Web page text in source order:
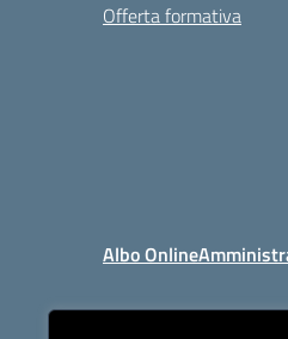
Offerta formativa
Albo Online